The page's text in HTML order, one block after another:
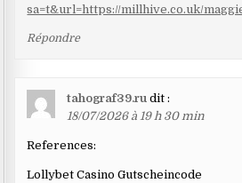
sa=t&url=https://millhive.co.uk/
Répondre
tahograf39.ru dit :
18/07/2026 à 19 h 30 min
References:
Lollybet Casino Gutscheincode